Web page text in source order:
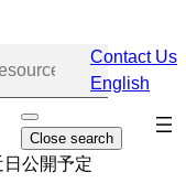
Contact Us
English
O
p
e
n
Close search
Skip
公開予定